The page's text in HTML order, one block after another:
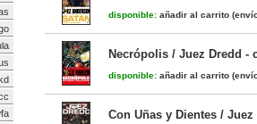
disponible: añadir al carrito
Necrópolis / Juez Dredd -
disponible: añadir al carrito
Con Uñas y Dientes /